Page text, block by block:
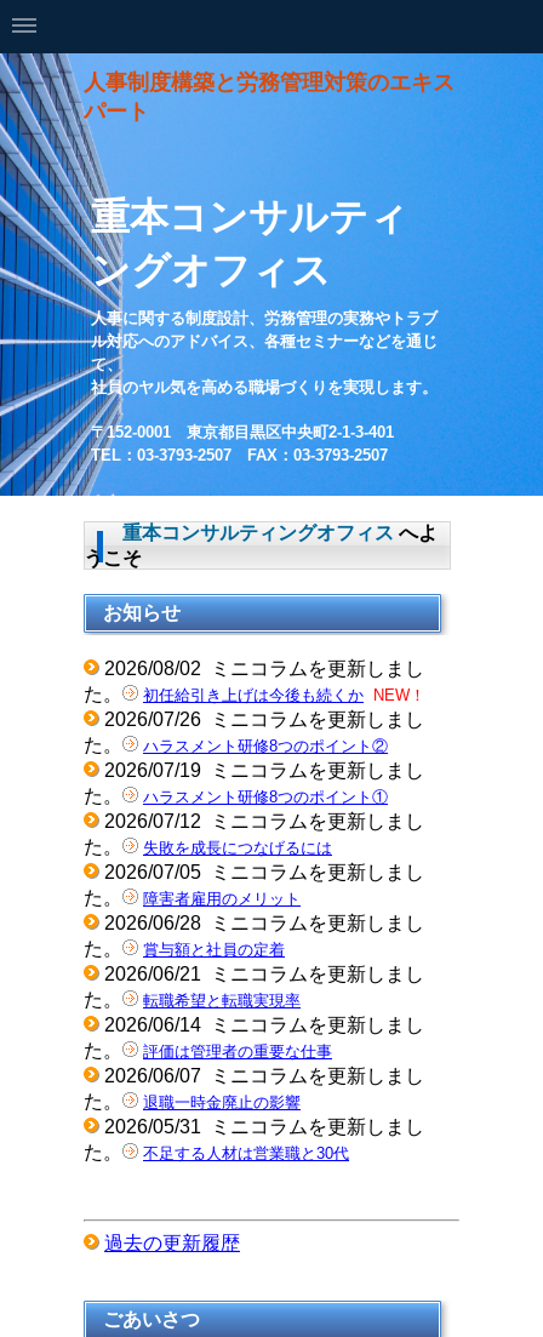
人事制度構築と労務管理対策のエキス
パート
重本コンサルティ
ングオフィス
人事に関する制度設計、労務管理の実務やトラブ
ル対応へのアドバイス、各種セミナーなどを通じ
て、
社員のヤル気を高める職場づくりを実現します。
〒152-0001 東京都目黒区中央町2-1-3-401
TEL：03-3793-2507 FAX：03-3793-2507
重本コンサルティングオフィス へよ
うこそ
お知らせ
2026/08/02
ミニコラムを更新しまし
た。
初任給引き上げは今後も続くか NEW！
2026/07/26
ミニコラムを更新しまし
た。
ハラスメント研修8つのポイント②
2026/07/19
ミニコラムを更新しまし
た。
ハラスメント研修8つのポイント①
2026/07/12
ミニコラムを更新しまし
た。
失敗を成長につなげるには
2026/07/05
ミニコラムを更新しまし
た。
障害者雇用のメリット
2026/06/28
ミニコラムを更新しまし
た。
賞与額と社員の定着
2026/06/21
ミニコラムを更新しまし
た。
転職希望と転職実現率
2026/06/14
ミニコラムを更新しまし
た。
評価は管理者の重要な仕事
2026/06/07
ミニコラムを更新しまし
た。
退職一時金廃止の影響
2026/05/31
ミニコラムを更新しまし
た。
不足する人材は営業職と30代
過去の更新履歴
ごあいさつ